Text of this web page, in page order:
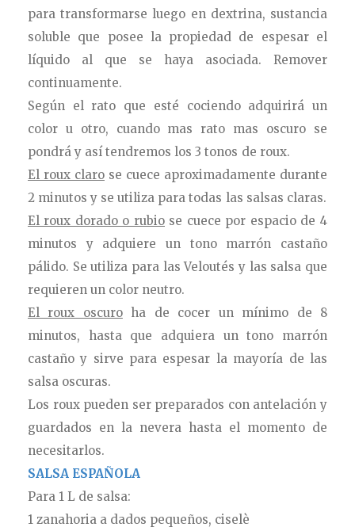
para transformarse luego en dextrina, sustancia
soluble que posee la propiedad de espesar el
líquido al que se haya asociada. Remover
continuamente.
Según el rato que esté cociendo adquirirá un
color u otro, cuando mas rato mas oscuro se
pondrá y así tendremos los 3 tonos de roux.
El roux claro se cuece aproximadamente durante
2 minutos y se utiliza para todas las salsas claras.
El roux dorado o rubio se cuece por espacio de 4
minutos y adquiere un tono marrón castaño
pálido. Se utiliza para las Veloutés y las salsa que
requieren un color neutro.
El roux oscuroha de cocer un mínimo de 8
minutos, hasta que adquiera un tono marrón
castaño y sirve para espesar la mayoría de las
salsa oscuras.
Los roux pueden ser preparados con antelación y
guardados en la nevera hasta el momento de
necesitarlos.
SALSA ESPAÑOLA
Para 1 L de salsa:
1 zanahoria a dados pequeños, ciselè